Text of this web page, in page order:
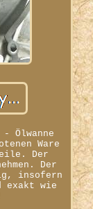
Ölwanne
Ware
Der
Der
insofern
exakt wie